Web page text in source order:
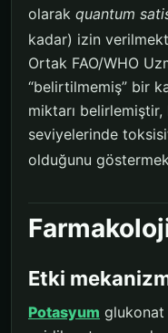
olarak quantum
kadar) izin
Ortak FAO/WHO
“belirtilmemiş” bir
miktarı
seviyelerinde
olduğunu
Etki
Potasyum glukonat